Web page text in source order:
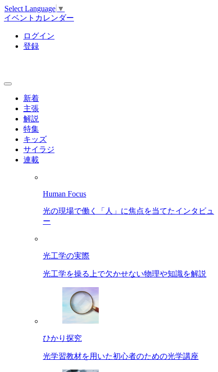
Select Language ▼
イベントカレンダー
ログイン
登録
新着
主張
解説
特集
キッズ
サイラジ
連載
Human Focus
光の現場で働く「人」に焦点を当てたインタビュ
ー
光工学の実際
光工学を操る上で欠かせない物理や知識を解説
ひかり探究
光学習教材を用いた初心者のための光学講座